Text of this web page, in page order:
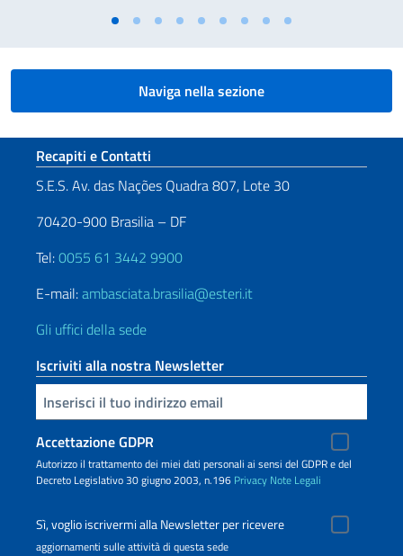
Naviga nella sezione
Sezione footer
Recapiti e Contatti
S.E.S. Av. das Nações Quadra 807, Lote 30
70420-900 Brasilia – DF
Tel:0055 61 3442 9900
E-mail:ambasciata.brasilia@esteri.it
Gli uffici della sede
Iscriviti alla nostra Newsletter
Inserisci la tua email
Accettazione GDPR
Autorizzo il trattamento dei miei dati personali ai sensi del GDPR e del
Decreto Legislativo 30 giugno 2003, n.196 Privacy Note Legali
Sì, voglio iscrivermi alla Newsletter per ricevere
aggiornamenti sulle attività di questa sede